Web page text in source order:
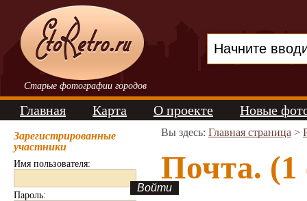
Старые фотографии городов
Главная Карта О проекте Новые
Зарегистрированные
участники
Имя пользователя:
Пароль:
Вы здесь: Главная страница >
Почта. (1